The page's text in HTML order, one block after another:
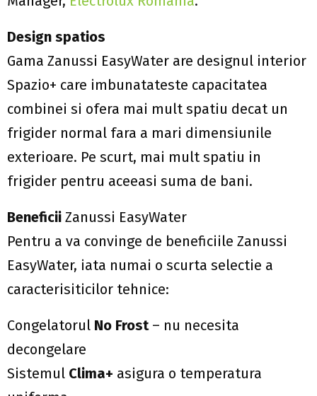
Design spatios
Gama Zanussi EasyWater are designul interior
Spazio+ care imbunatateste capacitatea
combinei si ofera mai mult spatiu decat un
frigider normal fara a mari dimensiunile
exterioare. Pe scurt, mai mult spatiu in
frigider pentru aceeasi suma de bani.
Beneficii Zanussi EasyWater
Pentru a va convinge de beneficiile Zanussi
EasyWater, iata numai o scurta selectie a
caracterisiticilor tehnice:
Congelatorul No Frost – nu necesita
decongelare
Sistemul Clima+ asigura o temperatura